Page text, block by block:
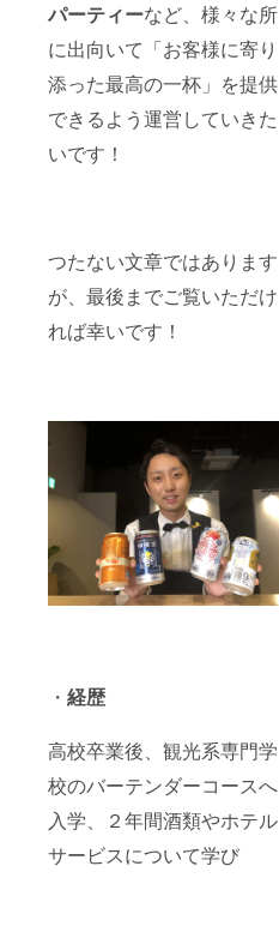
パーティーなど、様々な所
に出向いて「お客様に寄り
添った最高の一杯」を提供
できるよう運営していきた
いです！
つたない文章ではあります
が、最後までご覧いただけ
れば幸いです！
・ 経歴
高校卒業後、観光系専門学
校のバーテンダーコースへ
入学、２年間酒類やホテル
サービスについて学び